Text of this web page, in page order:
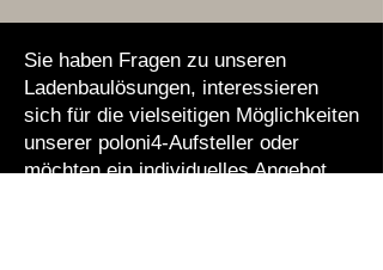
Sie haben Fragen zu unseren
Ladenbaulösungen, interessieren
sich für die vielseitigen Möglichkeiten
unserer poloni4-Aufsteller oder
möchten ein individuelles Angebot